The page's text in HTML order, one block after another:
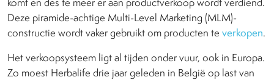
Deze piramide-achtige Multi-Level Marketing (MLM)-
constructie wordt vaker gebruikt om producten te verkopen.
Het verkoopsysteem ligt al tijden onder vuur, ook in Europa.
Zo moest Herbalife drie jaar geleden in België op last van